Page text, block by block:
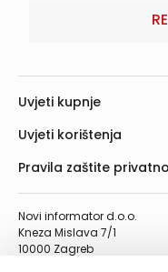
Novi informator d.o.o.
Kneza Mislava 7/1
10000 Zagreb
Uvjeti kupnje
Uvjeti korištenja
Pravila zaštite